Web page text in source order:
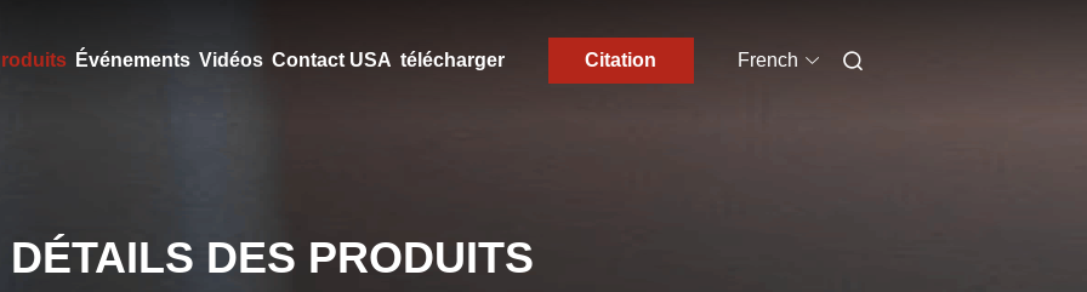
Événements Vidéos Contact USA télécharger Citation French
DÉTAILS DES PRODUITS